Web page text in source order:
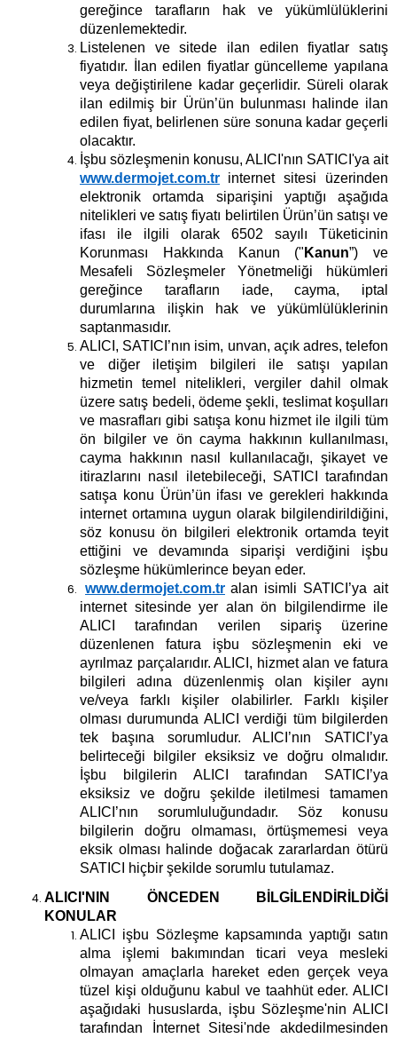
gereğince tarafların hak ve yükümlülüklerini
düzenlemektedir.
Listelenen ve sitede ilan edilen fiyatlar satış
fiyatıdır. İlan edilen fiyatlar güncelleme yapılana
veya değiştirilene kadar geçerlidir. Süreli olarak
ilan edilmiş bir Ürün’ün bulunması halinde ilan
edilen fiyat, belirlenen süre sonuna kadar geçerli
olacaktır.
İşbu sözleşmenin konusu, ALICI'nın SATICI'ya ait
www.dermojet.com.tr internet sitesi üzerinden
elektronik ortamda siparişini yaptığı aşağıda
nitelikleri ve satış fiyatı belirtilen Ürün’ün satışı ve
ifası ile ilgili olarak 6502 sayılı Tüketicinin
Korunması Hakkında Kanun (" Kanun”) ve
Mesafeli Sözleşmeler Yönetmeliği hükümleri
gereğince tarafların iade, cayma, iptal
durumlarına ilişkin hak ve yükümlülüklerinin
saptanmasıdır.
ALICI, SATICI’nın isim, unvan, açık adres, telefon
ve diğer iletişim bilgileri ile satışı yapılan
hizmetin temel nitelikleri, vergiler dahil olmak
üzere satış bedeli, ödeme şekli, teslimat koşulları
ve masrafları gibi satışa konu hizmet ile ilgili tüm
ön bilgiler ve ön cayma hakkının kullanılması,
cayma hakkının nasıl kullanılacağı, şikayet ve
itirazlarını nasıl iletebileceği, SATICI tarafından
satışa konu Ürün’ün ifası ve gerekleri hakkında
internet ortamına uygun olarak bilgilendirildiğini,
söz konusu ön bilgileri elektronik ortamda teyit
ettiğini ve devamında siparişi verdiğini işbu
sözleşme hükümlerince beyan eder.
www.dermojet.com.tr alan isimli SATICI’ya ait
internet sitesinde yer alan ön bilgilendirme ile
ALICI tarafından verilen sipariş üzerine
düzenlenen fatura işbu sözleşmenin eki ve
ayrılmaz parçalarıdır. ALICI, hizmet alan ve fatura
bilgileri adına düzenlenmiş olan kişiler aynı
ve/veya farklı kişiler olabilirler. Farklı kişiler
olması durumunda ALICI verdiği tüm bilgilerden
tek başına sorumludur. ALICI’nın SATICI’ya
belirteceği bilgiler eksiksiz ve doğru olmalıdır.
İşbu bilgilerin ALICI tarafından SATICI’ya
eksiksiz ve doğru şekilde iletilmesi tamamen
ALICI’nın sorumluluğundadır. Söz konusu
bilgilerin doğru olmaması, örtüşmemesi veya
eksik olması halinde doğacak zararlardan ötürü
SATICI hiçbir şekilde sorumlu tutulamaz.
ALICI'NIN ÖNCEDEN BİLGİLENDİRİLDİĞİ
KONULAR
ALICI işbu Sözleşme kapsamında yaptığı satın
alma işlemi bakımından ticari veya mesleki
olmayan amaçlarla hareket eden gerçek veya
tüzel kişi olduğunu kabul ve taahhüt eder.ALICI
aşağıdaki hususlarda, işbu Sözleşme'nin ALICI
tarafından İnternet Sitesi'nde akdedilmesinden